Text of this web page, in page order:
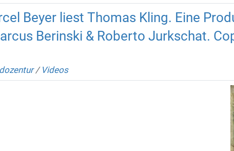
Beyer liest Thomas Kling. Eine
Berinski & Roberto Jurkschat.
/ Videos